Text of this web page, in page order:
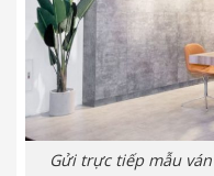
Gửi trực tiếp mẫu